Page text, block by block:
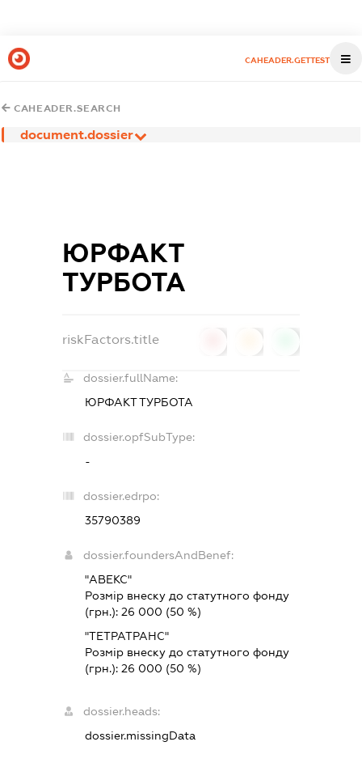
CAHEADER.GETTEST
CAHEADER.SEARCH
document.dossier
ЮРФАКТ
ТУРБОТА
riskFactors.title
dossier.fullName:
ЮРФАКТ ТУРБОТА
dossier.opfSubType:
-
dossier.edrpo:
35790389
dossier.foundersAndBenef:
"АВЕКС"
Розмір внеску до статутного фонду
(грн.):26 000 (50 %)
"ТЕТРАТРАНС"
Розмір внеску до статутного фонду
(грн.):26 000 (50 %)
dossier.heads:
dossier.missingData